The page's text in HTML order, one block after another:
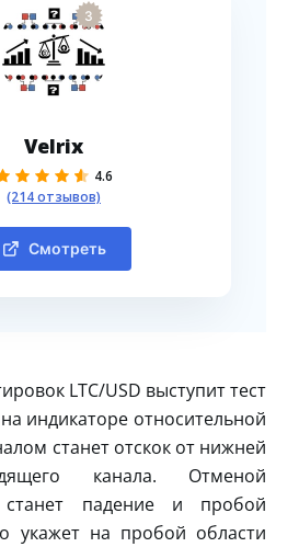
3
Velrix
4.6
(214 отзывов)
Смотреть
LTC/USD выступит тест
индикаторе относительной
станет отскок от нижней
канала. Отменой
станет падение и пробой
укажет на пробой области